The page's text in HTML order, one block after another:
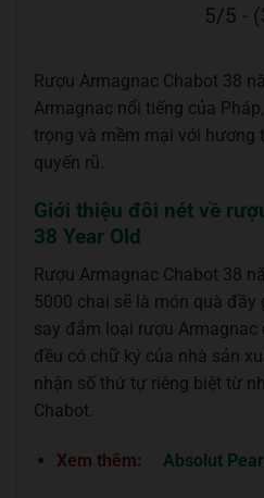
5/5 -
Rượu Armagnac Chabot 38
Armagnac nổi tiếng của
trọng và mềm mại với hương
quyến rũ.
Giới thiệu đôi nét về
38 Year Old
Rượu Armagnac Chabot 38
5000 chai sẽ là món quà
say đắm loại rượu Armagnac
đều có chữ ký của nhà sản
nhận số thứ tự riêng biệt từ
Chabot.
Xem thêm: Absolut